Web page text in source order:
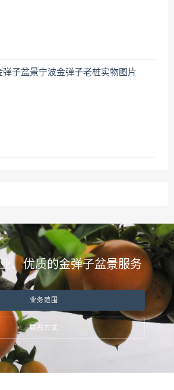
弹子盆景宁波金弹子老桩实物图片
、优质的金弹子盆景服务
业务范围
联系方式